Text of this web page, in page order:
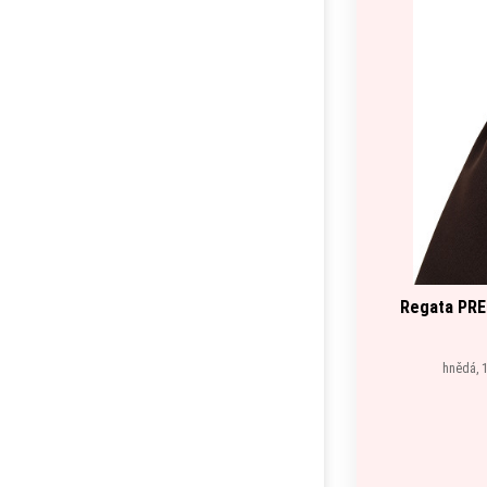
Regata
hnědá,